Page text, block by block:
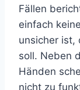
Fällen
einfach
unsicher ist,
soll. Neben
Händen
nicht zu